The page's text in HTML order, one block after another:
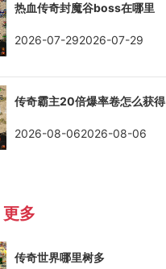
热血传奇封魔谷boss在哪里
2026-07-292026-07-29
传奇霸主20倍爆率卷怎么获得
2026-08-062026-08-06
更多
传奇世界哪里树多